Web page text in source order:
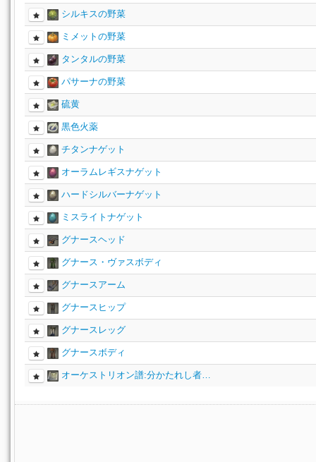
シルキスの野菜
ミメットの野菜
タンタルの野菜
パサーナの野菜
硫黄
黒色火薬
チタンナゲット
オーラムレギスナゲット
ハードシルバーナゲット
ミスライトナゲット
グナースヘッド
グナース・ヴァスボディ
グナースアーム
グナースヒップ
グナースレッグ
グナースボディ
オーケストリオン譜:分かたれし者…